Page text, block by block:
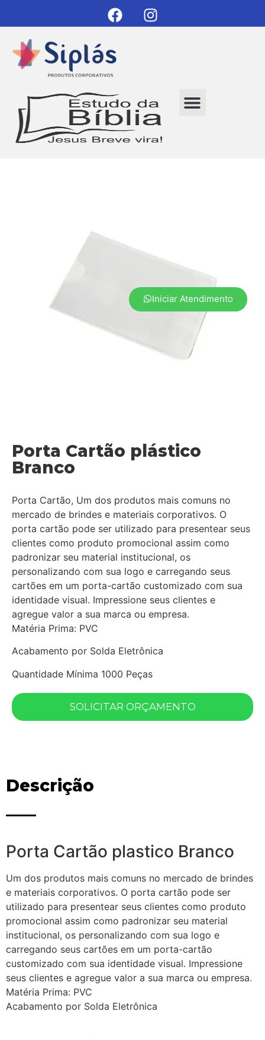
Porta Cartão plástico
Branco
SOLICITAR ORÇAMENTO
Porta Cartão, Um dos produtos mais comuns no
mercado de brindes e materiais corporativos. O
porta cartão pode ser utilizado para presentear seus
clientes como produto promocional assim como
padronizar seu material institucional, os
personalizando com sua logo e carregando seus
cartões em um porta-cartão customizado com sua
identidade visual. Impressione seus clientes e
agregue valor a sua marca ou empresa.
Matéria Prima: PVC
Acabamento por Solda Eletrônica
Quantidade Mínima 1000 Peças
Descrição
Porta Cartão plastico Branco
Um dos produtos mais comuns no mercado de brindes
e materiais corporativos. O porta cartão pode ser
utilizado para presentear seus clientes como produto
promocional assim como padronizar seu material
institucional, os personalizando com sua logo e
carregando seus cartões em um porta-cartão
customizado com sua identidade visual. Impressione
seus clientes e agregue valor a sua marca ou empresa.
Matéria Prima: PVC
Acabamento por Solda Eletrônica
Iniciar Atendimento